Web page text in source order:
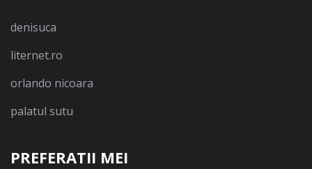
denisuca
liternet.ro
orlando nicoara
palatul sutu
PREFERATII MEI